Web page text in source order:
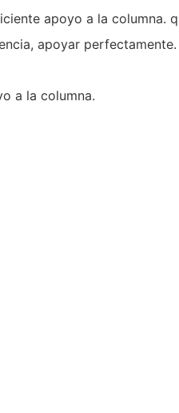
apoyo a la columna.
apoyar
a la columna.